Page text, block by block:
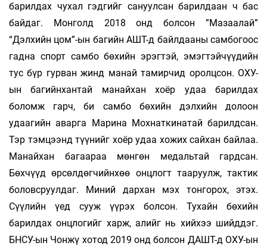
барилдах чухал гэдгийг сануулсан барилдаан ч бас
байдаг. Монголд 2018 онд болсон ”Мазаалай”
“Дэлхийн цом”-ын багийн АШТ-д байлдааны самбогоос
гадна спорт самбо бөхийн эрэгтэй, эмэгтэйчүүдийн
тус бүр гурван жинд манай тамирчид оролцсон. ОХУ-
ын багийнхантай манайхан хоёр удаа барилдах
боломж гарч, би самбо бөхийн дэлхийн долоон
удаагийн аварга Марина Мохнаткинатай барилдсан.
Тэр тэмцээнд түүнийг хоёр удаа хожих сайхан байлаа.
Манайхан багаараа мөнгөн медальтай гардсан.
Бөхчүүд өрсөлдөгчийнхөө онцлогт тааруулж, тактик
боловсруулдаг. Миний дархан мэх тонгорох, этэх.
Сүүлийн үед сууж үүрэх болсон. Тухайн бөхийн
барилдах онцлогийг харж, алийг нь хийхээ шийддэг.
БНСУ-ын Чонжү хотод 2019 онд болсон ДАШТ-д ОХУ-ын